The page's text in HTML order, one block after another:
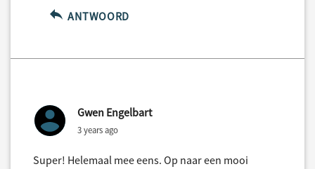
ANTWOORD
Gwen Engelbart
3 years ago
Super! Helemaal mee eens. Op naar een mooi